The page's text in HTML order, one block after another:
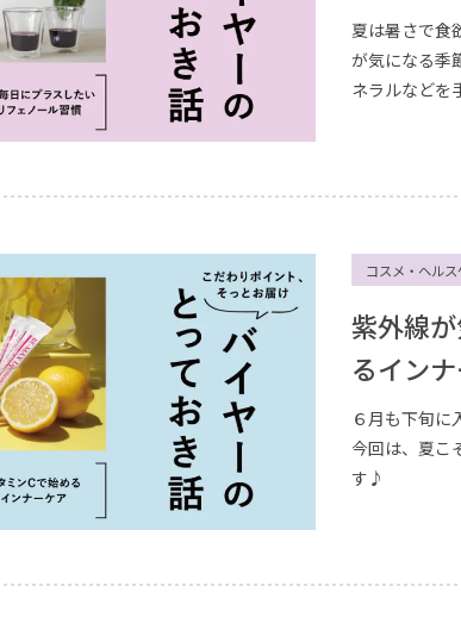
夏は暑さで食
が気になる季
ネラルなどを
コスメ・ヘルス
紫外線
るイン
６月も下旬に
今回は、夏こ
す♪